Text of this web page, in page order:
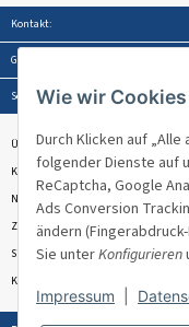
Kontakt:
Gesetzliche Informationen:
Service:
Über Venandi
Kontakt & Beratung
Newsletter
Zahlungsmöglichkeiten
Sitemap
Kundenbewertungen ★★★★★
Wie wir
Durch Klicken auf
folgender Dienste auf
ReCaptcha, Google
Ads Conversion
ändern
Sie unterKonfigurieren
Impressum